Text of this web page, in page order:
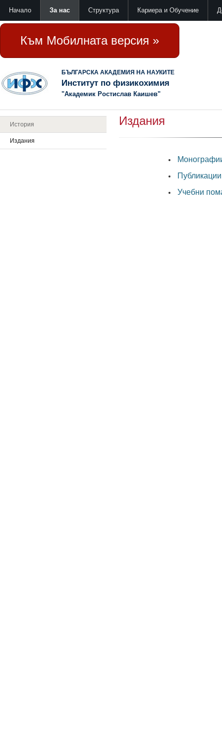
Начало За нас Структура Кариера и Обучение
Към Мобилната версия »
БЪЛГАРСКА АКАДЕМИЯ НА НАУКИТЕ
Институт по физикохимия
"Академик Ростислав Каишев"
История
Издания
Издания
Публикации
Учебни